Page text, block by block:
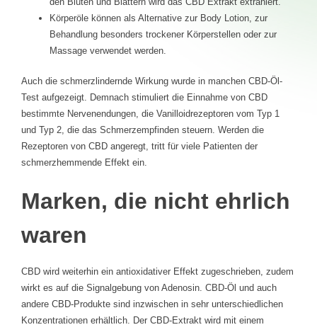
Dabei überschreiten diese nicht den Anteil von 4% an
Cannabidiol.Die Pflanzen werden dann getrocknet und aus
den Blüten und Blättern wird das CBD Extrakt extrahiert.
Körperöle können als Alternative zur Body Lotion, zur
Massage verwendet werden.
Auch die schmerzlindernde Wirkung wurde in manchen CBD-Öl-
Test aufgezeigt. Demnach stimuliert die Einnahme von CBD
bestimmte Nervenendungen, die Vanilloidrezeptoren vom Typ 1
und Typ 2, die das Schmerzempfinden steuern. Werden die
schmerzhemmende Effekt ein.
Marken, die nicht ehrlich
waren
CBD wird weiterhin ein antioxidativer Effekt zugeschrieben, zudem
wirkt es auf die Signalgebung von Adenosin. CBD-Öl und auch